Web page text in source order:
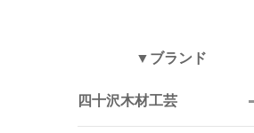
▼ブランド
四十沢木材工芸